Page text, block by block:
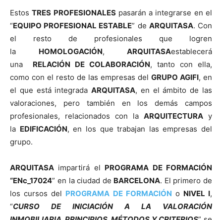
EstosTRES PROFESIONALESpasarán a integrarse en el
“EQUIPO PROFESIONAL ESTABLE” de ARQUITASA. Con
el resto de profesionales que logren
la HOMOLOGACIÓN, ARQUITASAestablecerá
una RELACIÓN DE COLABORACIÓN, tanto con ella,
como con el resto de las empresas del GRUPO AGIFI, en
el que está integradaARQUITASA, en el ámbito de las
valoraciones, pero también en los demás campos
profesionales, relacionados con la ARQUITECTURA y
la EDIFICACIÓN, en los que trabajan las empresas del
grupo.
ARQUITASA impartirá el PROGRAMA DE FORMACIÓN
“ENc_17024” en la ciudad de BARCELONA. El primero de
los cursos del PROGRAMA DE FORMACIÓN o NIVEL I,
“CURSO DE INICIACIÓN A LA VALORACIÓN